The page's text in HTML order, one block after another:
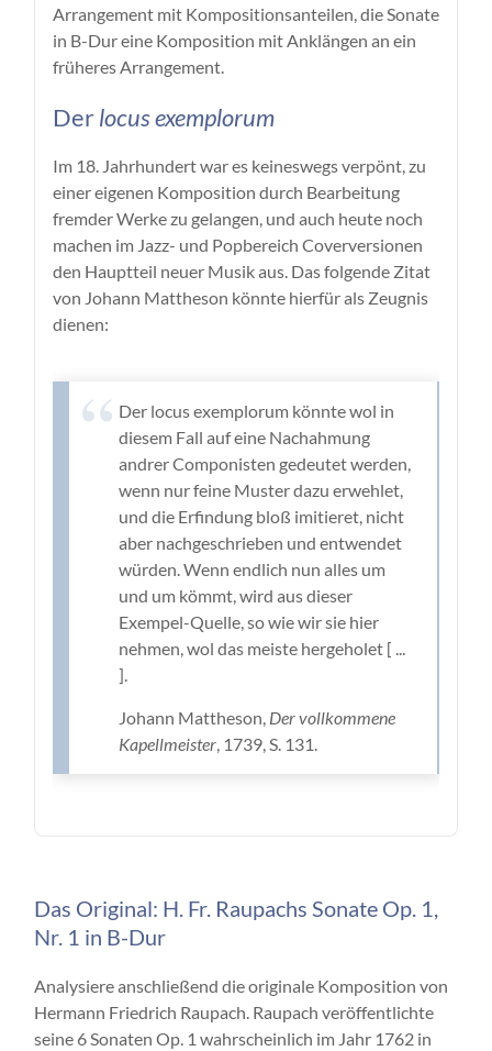
Arrangement mit Kompositionsanteilen, die Sonate
in B-Dur eine Komposition mit Anklängen an ein
früheres Arrangement.
Derlocus exemplorum
Im 18. Jahrhundert war es keineswegs verpönt, zu
einer eigenen Komposition durch Bearbeitung
fremder Werke zu gelangen, und auch heute noch
machen im Jazz- und Popbereich Coverversionen
den Hauptteil neuer Musik aus. Das folgende Zitat
von Johann Mattheson könnte hierfür als Zeugnis
dienen:
Der locus exemplorum könnte wol in
diesem Fall auf eine Nachahmung
andrer Componisten gedeutet werden,
wenn nur feine Muster dazu erwehlet,
und die Erfindung bloß imitieret, nicht
aber nachgeschrieben und entwendet
würden. Wenn endlich nun alles um
und um kömmt, wird aus dieser
Exempel-Quelle, so wie wir sie hier
nehmen, wol das meiste hergeholet [ ...
].
Johann Mattheson, Der vollkommene
Kapellmeister, 1739, S. 131.
Das Original: H. Fr. Raupachs Sonate Op. 1,
Nr. 1 in B-Dur
Analysiere anschließend die originale Komposition von
Hermann Friedrich Raupach. Raupach veröffentlichte
seine 6 Sonaten Op. 1 wahrscheinlich im Jahr 1762 in